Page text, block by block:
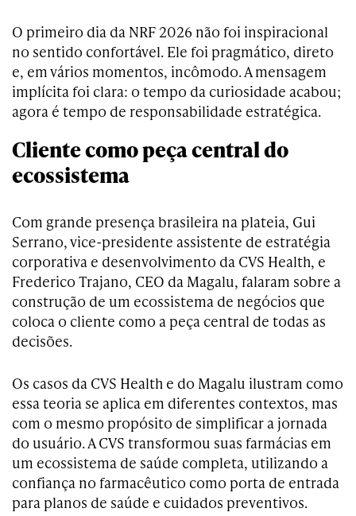
O primeiro dia da NRF 2026 não foi inspiracional
no sentido confortável. Ele foi pragmático, direto
e, em vários momentos, incômodo. A mensagem
implícita foi clara: o tempo da curiosidade acabou;
agora é tempo de responsabilidade estratégica.
Cliente como peça central do
ecossistema
Com grande presença brasileira na plateia, Gui
Serrano, vice-presidente assistente de estratégia
corporativa e desenvolvimento da CVS Health, e
Frederico Trajano, CEO da Magalu, falaram sobre a
construção de um ecossistema de negócios que
coloca o cliente como a peça central de todas as
decisões.
Os casos da CVS Health e do Magalu ilustram como
essa teoria se aplica em diferentes contextos, mas
com o mesmo propósito de simplificar a jornada
do usuário. A CVS transformou suas farmácias em
um ecossistema de saúde completa, utilizando a
confiança no farmacêutico como porta de entrada
para planos de saúde e cuidados preventivos.